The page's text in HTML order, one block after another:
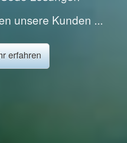
unsere Kunden ...
erfahren